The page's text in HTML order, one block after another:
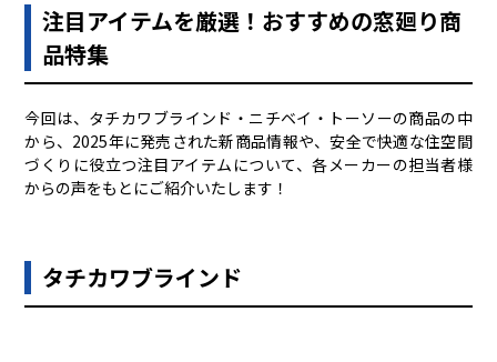
注目アイテムを厳選！おすすめの窓廻り商
品特集
今回は、タチカワブラインド・ニチベイ・トーソーの商品の中
から、2025年に発売された新商品情報や、安全で快適な住空間
づくりに役立つ注目アイテムについて、各メーカーの担当者様
からの声をもとにご紹介いたします！
タチカワブラインド